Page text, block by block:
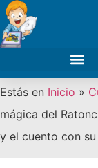
Estás en Inicio »
mágica del
y el cuento con